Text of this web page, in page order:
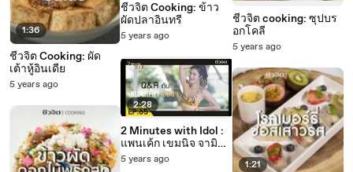
1:36
ชีวจิต Cooking: ผัด
เต้าหู้อินเดีย
5 years ago
ชีวจิต Cooking: ข้าว
ผัดปลาอินทรี
5 years ago
2:28
2 Minutes with Idol :
แพนเค้ก เขมนิจ จามิ
กรณ์
5 years ago
ชีวจิต cooking: ซุปบร
อกโคลี
5 years ago
1:21